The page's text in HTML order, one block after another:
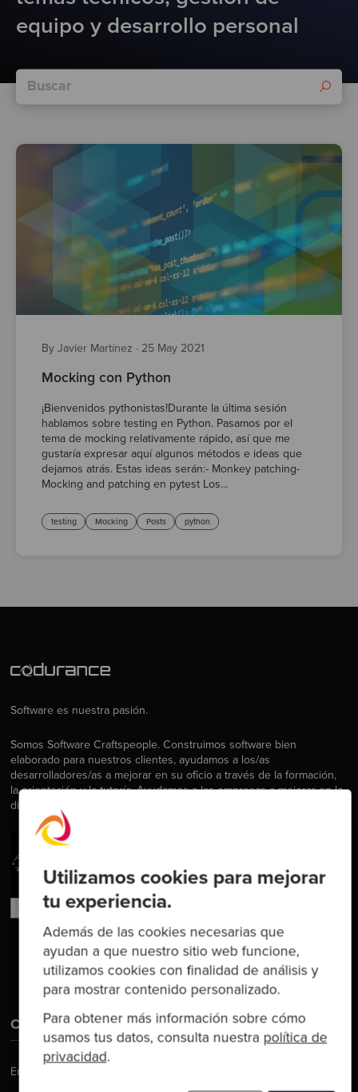
Utilizamos cookies para mejorar
tu experiencia.
Además de las cookies necesarias que
ayudan a que nuestro sitio web funcione,
utilizamos cookies con finalidad de análisis y
para mostrar contenido personalizado.
Para obtener más información sobre cómo
usamos tus datos, consulta nuestra política de
privacidad.
equipo y desarrollo personal
By Javier Martínez · 25 May 2021
Mocking con Python
¡Bienvenidos pythonistas!Durante la última sesión
hablamos sobre testing en Python. Pasamos por el
tema de mocking relativamente rápido, así que me
gustaría expresar aquí algunos métodos e ideas que
dejamos atrás. Estas ideas serán:- Monkey patching-
Mocking and patching en pytest Los...
testing Mocking Posts python
Software es nuestra pasión.
Somos Software Craftspeople. Construimos software bien
elaborado para nuestros clientes, ayudamos a los/as
desarrolladores/as a mejorar en su oficio a través de la formación,
la orientación y la tutoría. Ayudamos a las empresas a mejorar en la
distribución de software.
Contáctanos
Email: